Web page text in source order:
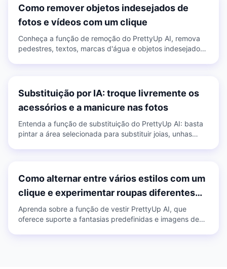
Como remover objetos indesejados de
fotos e vídeos com um clique
Conheça a função de remoção do PrettyUp AI, remova
pedestres, textos, marcas d'água e objetos indesejados
Substituição por IA: troque livremente os
acessórios e a manicure nas fotos
Entenda a função de substituição do PrettyUp AI: basta
pintar a área selecionada para substituir joias, unhas
Como alternar entre vários estilos com um
clique e experimentar roupas diferentes
facilmente
Aprenda sobre a função de vestir PrettyUp AI, que
oferece suporte a fantasias predefinidas e imagens de